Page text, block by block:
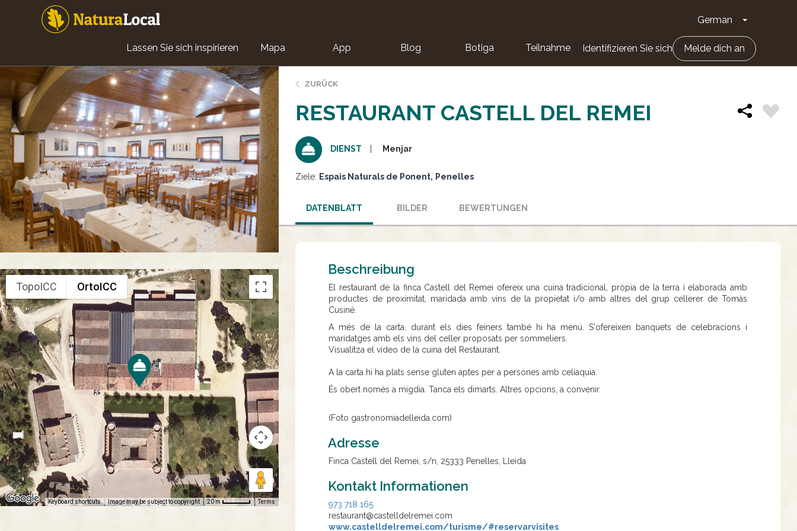
German Dropdown-
Main
navigation
Lassen Sie sich inspirieren Mapa App Blog Botiga Teilnahme Identifizieren Sie sich Melde dich an
TopoICC OrtoICC
Keyboard shortcuts Image may be subject to copyright 20 m Terms
ZURÜCK
RESTAURANT CASTELL DEL REMEI
DIENST Menjar
Ziele: Espais Naturals de Ponent Penelles
DATENBLATT BILDER BEWERTUNGEN
Beschreibung
El restaurant de la finca Castell del Remei ofereix una cuina tradicional, pròpia de la terra i elaborada amb
productes de proximitat, maridada amb vins de la propietat i/o amb altres del grup cellerer de Tomàs
Cusiné.
A més de la carta, durant els dies feiners també hi ha menú. S'ofereixen banquets de celebracions i
maridatges amb els vins del celler proposats per sommeliers.
Visualitza el vídeo de la cuina del Restaurant.
A la carta hi ha plats sense gluten aptes per a persones amb celiaquia.
És obert només a migdia. Tanca els dimarts. Altres opcions, a convenir.
(Foto gastronomiadelleida.com)
Adresse
Finca Castell del Remei, s/n, 25333 Penelles, Lleida
Kontakt Informationen
973 718 165
restaurant@castelldelremei.com
www.castelldelremei.com/turisme/#reservarvisites